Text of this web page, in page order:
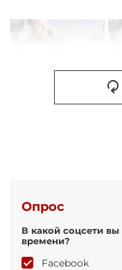
Опрос
В какой соцсети
времени?
Facebook